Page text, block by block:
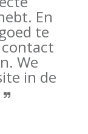
En
te
We
in de